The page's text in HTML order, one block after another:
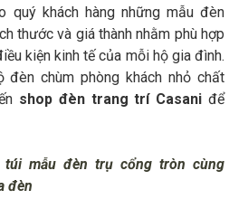
quý khách hàng những mẫu đèn
thước và giá thành nhằm phù hợp
kiện kinh tế của mỗi hộ gia đình.
đèn chùm phòng khách nhỏ chất
shop đèn trang trí Casani để
túi mẫu đèn trụ cổng tròn cùng
đèn